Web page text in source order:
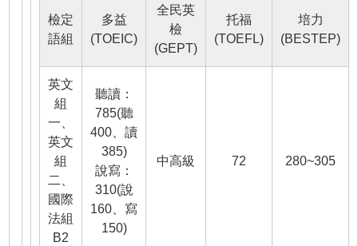
檢定
語組
多益
(TOEIC)
全民英
檢
(GEPT)
托福
(TOEFL)
培力
(BESTEP)
英文
組
一、
英文
組
二、
國際
法組
B2
聽讀：
785(聽
400、讀
385)
說寫：
310(說
160、寫
150)
中高級 72 280~305